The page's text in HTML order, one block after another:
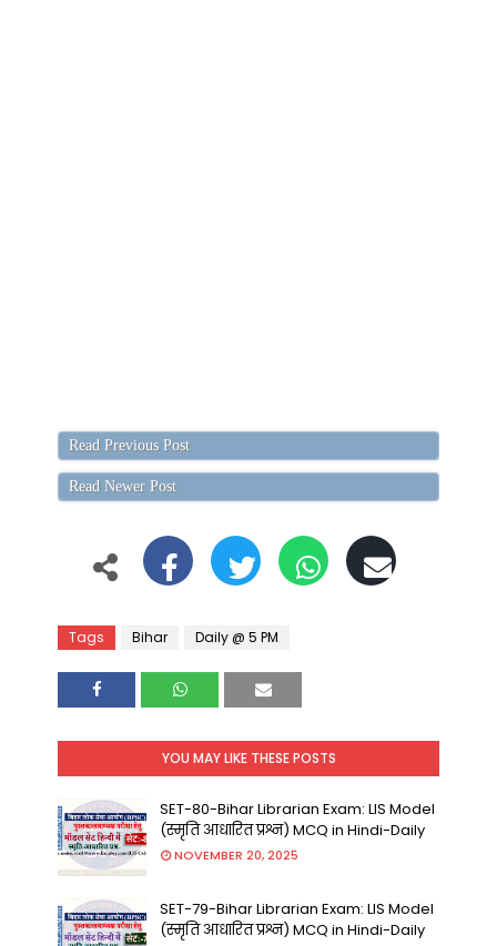
Read Previous Post
Read Newer Post
Tags Bihar Daily @ 5 PM
YOU MAY LIKE THESE POSTS
SET-80-Bihar Librarian Exam: LIS Model
(स्मृति आधारित प्रश्न) MCQ in Hindi-Daily
NOVEMBER 20, 2025
SET-79-Bihar Librarian Exam: LIS Model
(स्मृति आधारित प्रश्न) MCQ in Hindi-Daily